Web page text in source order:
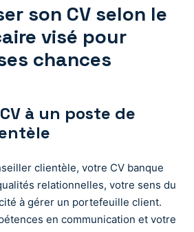
son CV selon le
visé pour
chances
à un poste de
clientèle, votre CV banque
relationnelles, votre sens du
à gérer un portefeuille client.
en communication et votre